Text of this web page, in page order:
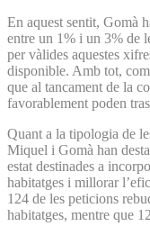
En aquest sentit, Gomà
entre un 1% i un 3% de
per vàlides aquestes
disponible. Amb tot,
que al tancament de la
favorablement poden
Quant a la tipologia de
Miquel i Gomà han
estat destinades a
habitatges i millorar
124 de les peticions
habitatges, mentre que